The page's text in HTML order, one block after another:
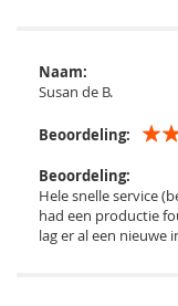
Naam:
Susan de B.
Beoordeling:
Beoordeling:
Hele snelle service
had een productie
lag er al een nieuwe